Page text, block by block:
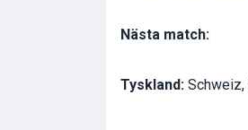
Nästa match:
Tyskland: Schweiz,